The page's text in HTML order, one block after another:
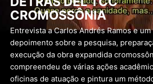
CROMOSSÔNIA
Entrevista a Carlos Andrés Ramos e um
depoimento sobre a pesquisa,
execução da obra expandida
compreendeu de várias ações
oficinas de atuação e pintura um